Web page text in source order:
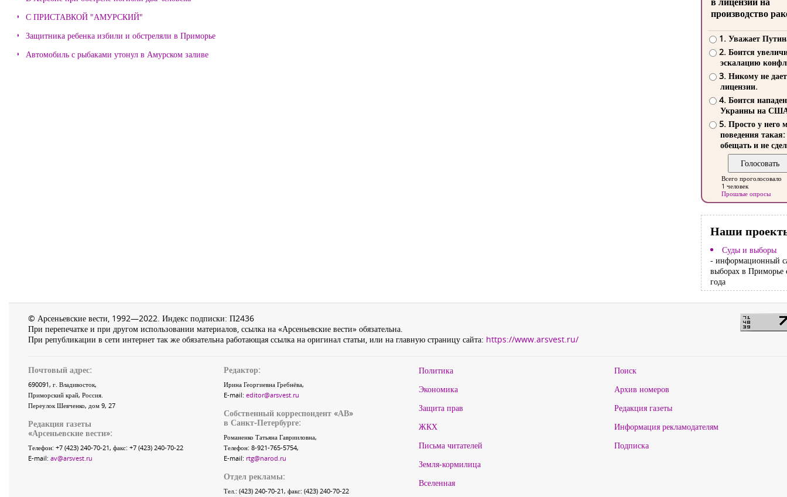
С ПРИСТАВКОЙ "АМУРСКИЙ"
Защитника ребенка избили и обстреляли в Приморье
Автомобиль с рыбаками утонул в Амурском заливе
производство
1. Уважает
2. Боится
эскалацию
3. Никому не
лицензии.
4. Боится
Украины на
5. Просто у него
поведения такая:
обещать и не
Всего проголосовало
1 человек
Прошлые опросы
Наши
Суды и выборы
- информационный
выборах в Приморье
года
© Арсеньевские вести, 1992—2022. Индекс подписки: П2436
При перепечатке и при другом использовании материалов, ссылка на «Арсеньевские вести» обязательна.
При републикации в сети интернет так же обязательна работающая ссылка на оригинал статьи, или на главную страницу сайта: https://www.arsvest.ru/
Почтовый адрес:
690091, г. Владивосток,
Приморский край, Россия.
Переулок Шевченко, дом 9, 27
Редакция газеты
«Арсеньевские вести»:
Телефон: +7 (423) 240-70-21, факс: +7 (423) 240-70-22
E-mail: av@arsvest.ru
Редактор:
Ирина Георгиевна Гребнёва,
E-mail: editor@arsvest.ru
Собственный корреспондент «АВ»
в Санкт-Петербурге:
Романенко Татьяна Гаврииловна,
Телефон: 8-921-765-5754,
E-mail: rtg@narod.ru
Отдел рекламы:
Тел.: (423) 240-70-21, факс: (423) 240-70-22
Политика
Экономика
Защита прав
ЖКХ
Письма читателей
Земля-кормилица
Вселенная
Поиск
Архив номеров
Редакция газеты
Информация рекламодателям
Подписка